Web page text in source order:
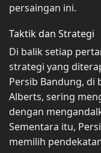
persaingan ini.
Taktik dan Strategi
Di balik setiap
strategi yang
Persib Bandung, di
Alberts, sering
dengan
Sementara itu,
memilih